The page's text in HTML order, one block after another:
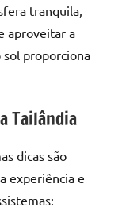
tranquila,
aproveitar a
sol proporciona
Tailândia
dicas são
experiência e